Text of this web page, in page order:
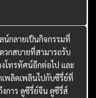
น์กลายเป็นกิจกรรมที่
วกสบายที่สามารถรับ
โทรทัศน์อีกต่อไป และ
เพลิดเพลินไปกับซีรี่ย์ที่
การ ดูซีรี่ย์จีน ดูซีรี่ส์